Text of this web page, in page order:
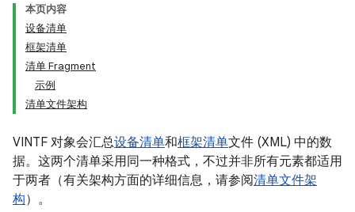
本页内容
设备清单
框架清单
清单 Fragment
示例
清单文件架构
VINTF 对象会汇总设备清单和框架清单文件 (XML) 中的数
据。这两个清单采用同一种格式，不过并非所有元素都适用
于两者（有关架构方面的详细信息，请参阅清单文件架
构）。